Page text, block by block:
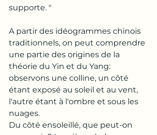
supporte. "
A partir des idéogrammes chinois
traditionnels, on peut comprendre
une partie des origines de la
théorie du Yin et du Yang:
observons une colline, un côté
étant exposé au soleil et au vent,
l'autre étant à l'ombre et sous les
nuages.
Du côté ensoleillé, que peut-on